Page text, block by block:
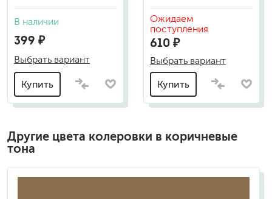
В наличии
399 ₽
Выбрать вариант
Купить
Ожидаем
поступления
610 ₽
Выбрать вариант
Купить
Другие цвета колеровки в коричневые
тона